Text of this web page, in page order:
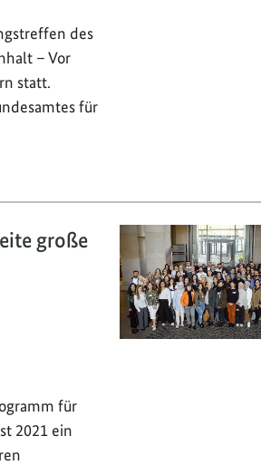
des
– Vor
statt.
für
große
für
2021 ein